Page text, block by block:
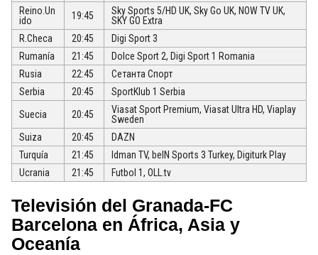
Reino.Un
ido
19:45
Sky Sports 5/HD UK, Sky Go UK, NOW TV UK,
SKY GO Extra
R.Checa
20:45
Digi Sport 3
Rumanía
21:45
Dolce Sport 2, Digi Sport 1 Romania
Rusia
22:45
Сетанта Спорт
Serbia
20:45
SportKlub 1 Serbia
Suecia
20:45
Viasat Sport Premium, Viasat Ultra HD, Viaplay
Sweden
Suiza
20:45
DAZN
Turquía
21:45
Idman TV, beIN Sports 3 Turkey, Digiturk Play
Ucrania
21:45 Futbol 1, OLL.tv
Televisión del Granada-FC
Barcelona en África, Asia y
Oceanía